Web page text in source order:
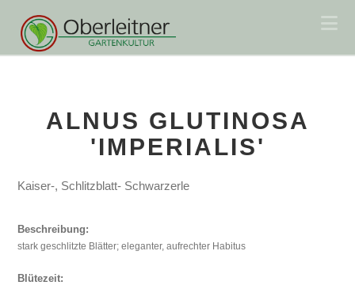
ALNUS GLUTINOSA
'IMPERIALIS'
Kaiser-, Schlitzblatt- Schwarzerle
Beschreibung:
stark geschlitzte Blätter; eleganter, aufrechter Habitus
Blütezeit: